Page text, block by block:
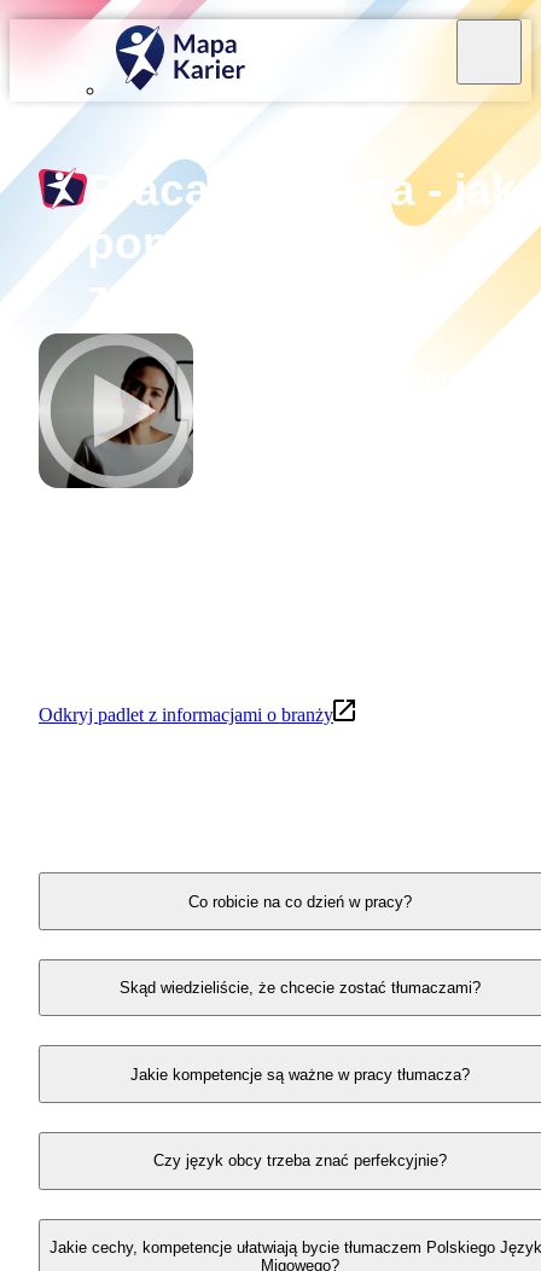
Praca tłumacza - jak
pomóc innym
zrozumieć?
O czym rozmawialiśmy?
Fascynuje Cię możliwość pomagania innym w
zrozumieniu świata? Chcesz wiedzieć, jak można
zarabiać pieniądze na sprawnym posługiwaniu się
językiem? Zastanawiasz się, jak wygląda w
proces tłumaczenia mowy i tekstu na inny język?
Odkryj padlet z informacjami o branży
Co robicie na co dzień w pracy?
Skąd wiedzieliście, że chcecie zostać tłumaczami?
Jakie kompetencje są ważne w pracy tłumacza?
Czy język obcy trzeba znać perfekcyjnie?
Jakie cechy, kompetencje ułatwiają bycie tłumaczem Polskiego
Migowego?